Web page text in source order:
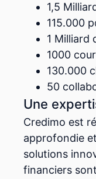
1,5
115.000
1 Milliard
1000
130.000
50
Une
Credimo est
approfondie
solutions
financiers